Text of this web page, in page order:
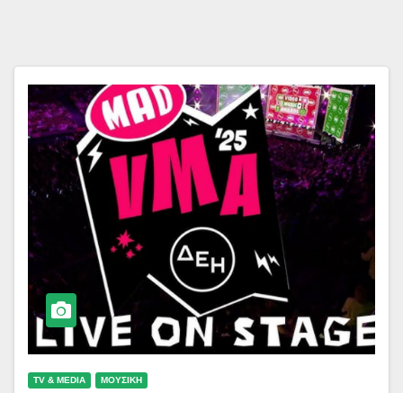
TV & MEDIA ΜΟΥΣΙΚΗ